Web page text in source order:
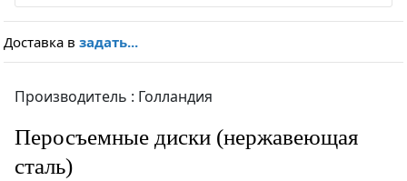
Доставка в задать...
Производитель : Голландия
Перосъемные диски (нержавеющая
сталь)